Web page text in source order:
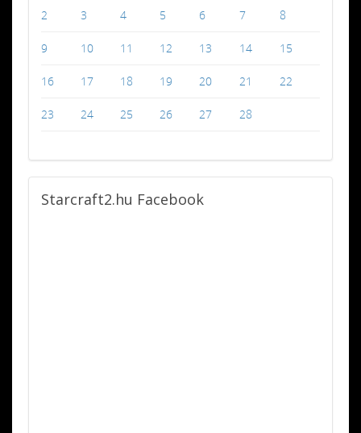
2 3 4 5 6 7 8
9 10 11 12 13 14 15
16 17 18 19 20 21 22
23 24 25 26 27 28
Starcraft2.hu Facebook